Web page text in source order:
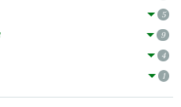
5
9
4
1